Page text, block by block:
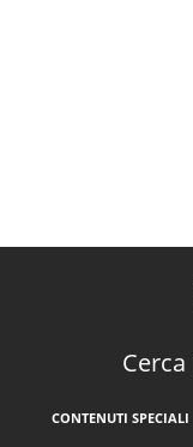
CONTENUTI SPECIALI